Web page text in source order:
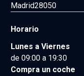
Madrid28050
Horario
Lunes a Viernes
de 09:00 a 19:30
Compra un coche